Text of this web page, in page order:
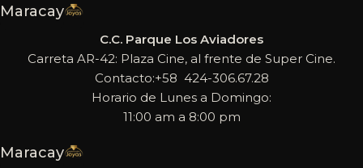
Maracay
C.C. Parque Los Aviadores
Carreta AR-42: Plaza Cine, al frente de Super Cine.
Contacto:+58 424-306.67.28
Horario de Lunes a Domingo:
11:00 am a 8:00 pm
Maracay